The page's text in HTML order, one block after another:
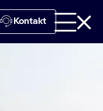
Kontakt